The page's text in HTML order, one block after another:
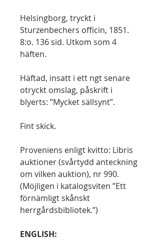
Helsingborg, tryckt i
Sturzenbechers officin, 1851.
8:o. 136 sid. Utkom som 4
häften.
Häftad, insatt i ett ngt senare
otryckt omslag, påskrift i
blyerts: ”Mycket sällsynt”.
Fint skick.
Proveniens enligt kvitto: Libris
auktioner (svårtydd anteckning
om vilken auktion), nr 990.
(Möjligen i katalogsviten ”Ett
förnämligt skånskt
herrgårdsbibliotek.”)
ENGLISH: